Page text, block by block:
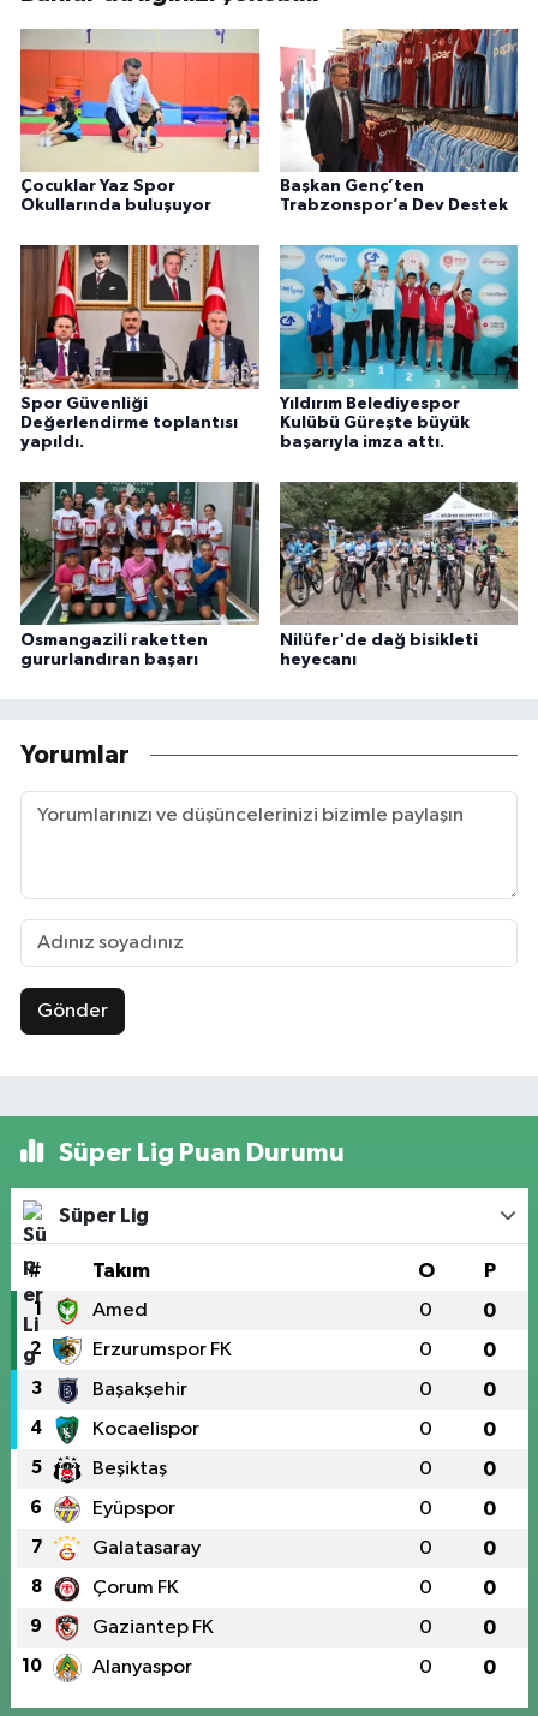
Çocuklar Yaz Spor
Okullarında buluşuyor
Başkan Genç’ten
Trabzonspor’a Dev Destek
Spor Güvenliği
Değerlendirme toplantısı
yapıldı.
Yıldırım Belediyespor
Kulübü Güreşte büyük
başarıyla imza attı.
Osmangazili raketten
gururlandıran başarı
Nilüfer'de dağ bisikleti
heyecanı
Yorumlar
Gönder
Süper Lig Puan Durumu
Süper Lig
# Takım O P
1 Amed 0 0
2 Erzurumspor FK 0 0
3 Başakşehir 0 0
4 Kocaelispor 0 0
5 Beşiktaş 0 0
6 Eyüpspor 0 0
7 Galatasaray 0 0
8 Çorum FK 0 0
9 Gaziantep FK 0 0
10 Alanyaspor 0 0